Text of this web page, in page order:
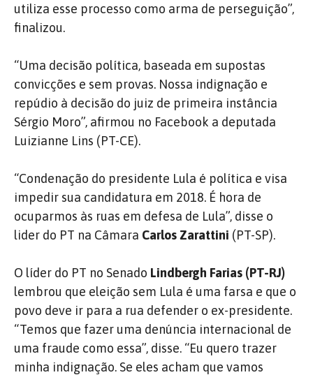
utiliza esse processo como arma de perseguição”,
finalizou.
“Uma decisão política, baseada em supostas
convicções e sem provas. Nossa indignação e
repúdio à decisão do juiz de primeira instância
Sérgio Moro”, afirmou no Facebook a deputada
Luizianne Lins (PT-CE).
“Condenação do presidente Lula é política e visa
impedir sua candidatura em 2018. É hora de
ocuparmos às ruas em defesa de Lula”, disse o
lider do PT na Câmara Carlos Zarattini (PT-SP).
O líder do PT no Senado Lindbergh Farias (PT-RJ)
lembrou que eleição sem Lula é uma farsa e que o
povo deve ir para a rua defender o ex-presidente.
“Temos que fazer uma denúncia internacional de
uma fraude como essa”, disse. “Eu quero trazer
minha indignação. Se eles acham que vamos